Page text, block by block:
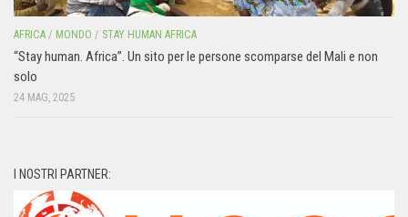
AFRICA / MONDO / STAY HUMAN AFRICA
“Stay human. Africa”. Un sito per le persone scomparse del Mali e non
solo
24 MAG, 2025
I NOSTRI PARTNER: